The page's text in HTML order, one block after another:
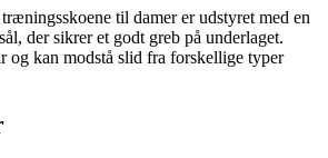
til damer er udstyret med en
der sikrer et godt greb på underlaget.
og kan modstå slid fra forskellige typer